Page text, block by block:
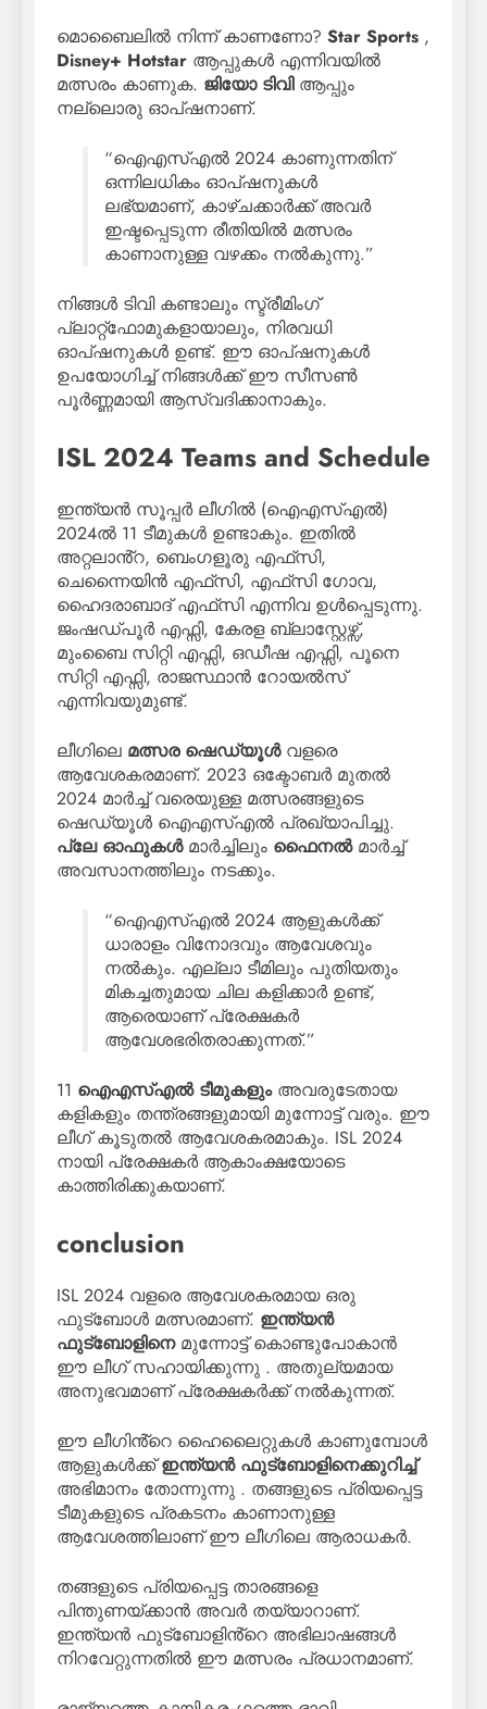
മൊബൈലിൽ നിന്ന് കാണണോ? Star Sports ,
Disney+ Hotstar ആപ്പുകൾ എന്നിവയിൽ
മത്സരം കാണുക. ജിയോ ടിവിആപ്പും
നല്ലൊരു ഓപ്ഷനാണ്.
“ഐഎസ്എൽ 2024 കാണുന്നതിന്
ഒന്നിലധികം ഓപ്ഷനുകൾ
ലഭ്യമാണ്, കാഴ്ചക്കാർക്ക് അവർ
ഇഷ്ടപ്പെടുന്ന രീതിയിൽ മത്സരം
കാണാനുള്ള വഴക്കം നൽകുന്നു.”
നിങ്ങൾ ടിവി കണ്ടാലും സ്ട്രീമിംഗ്
പ്ലാറ്റ്ഫോമുകളായാലും, നിരവധി
ഓപ്ഷനുകൾ ഉണ്ട്. ഈ ഓപ്ഷനുകൾ
ഉപയോഗിച്ച് നിങ്ങൾക്ക് ഈ സീസൺ
പൂർണ്ണമായി ആസ്വദിക്കാനാകും.
ISL 2024 Teams and Schedule
ഇന്ത്യൻ സൂപ്പർ ലീഗിൽ (ഐഎസ്എൽ)
2024ൽ 11 ടീമുകൾ ഉണ്ടാകും. ഇതിൽ
അറ്റലാൻ്റ, ബെംഗളൂരു എഫ്‌സി,
ചെന്നൈയിൻ എഫ്‌സി, എഫ്‌സി ഗോവ,
ഹൈദരാബാദ് എഫ്‌സി എന്നിവ ഉൾപ്പെടുന്നു.
ജംഷഡ്പൂർ എഫ്സി, കേരള ബ്ലാസ്റ്റേഴ്സ്,
മുംബൈ സിറ്റി എഫ്സി, ഒഡീഷ എഫ്സി, പൂനെ
സിറ്റി എഫ്സി, രാജസ്ഥാൻ റോയൽസ്
എന്നിവയുമുണ്ട്.
ലീഗിലെ മത്സര ഷെഡ്യൂൾവളരെ
ആവേശകരമാണ്. 2023 ഒക്ടോബർ മുതൽ
2024 മാർച്ച് വരെയുള്ള മത്സരങ്ങളുടെ
ഷെഡ്യൂൾ ഐഎസ്എൽ പ്രഖ്യാപിച്ചു.
പ്ലേ ഓഫുകൾമാർച്ചിലും ഫൈനൽമാർച്ച്
അവസാനത്തിലും നടക്കും.
“ഐഎസ്എൽ 2024 ആളുകൾക്ക്
ധാരാളം വിനോദവും ആവേശവും
നൽകും. എല്ലാ ടീമിലും പുതിയതും
മികച്ചതുമായ ചില കളിക്കാർ ഉണ്ട്,
ആരെയാണ് പ്രേക്ഷകർ
ആവേശഭരിതരാക്കുന്നത്.”
11 ഐഎസ്എൽ ടീമുകളുംഅവരുടേതായ
കളികളും തന്ത്രങ്ങളുമായി മുന്നോട്ട് വരും. ഈ
ലീഗ് കൂടുതൽ ആവേശകരമാകും. ISL 2024
നായി പ്രേക്ഷകർ ആകാംക്ഷയോടെ
കാത്തിരിക്കുകയാണ്.
conclusion
ISL 2024 വളരെ ആവേശകരമായ ഒരു
ഫുട്ബോൾ മത്സരമാണ്. ഇന്ത്യൻ
ഫുട്ബോളിനെമുന്നോട്ട് കൊണ്ടുപോകാൻ
ഈ ലീഗ് സഹായിക്കുന്നു . അതുല്യമായ
അനുഭവമാണ് പ്രേക്ഷകർക്ക് നൽകുന്നത്.
ഈ ലീഗിൻ്റെ ഹൈലൈറ്റുകൾ കാണുമ്പോൾ
ആളുകൾക്ക്ഇന്ത്യൻ ഫുട്ബോളിനെക്കുറിച്ച്
അഭിമാനം തോന്നുന്നു . തങ്ങളുടെ പ്രിയപ്പെട്ട
ടീമുകളുടെ പ്രകടനം കാണാനുള്ള
ആവേശത്തിലാണ് ഈ ലീഗിലെ ആരാധകർ.
തങ്ങളുടെ പ്രിയപ്പെട്ട താരങ്ങളെ
പിന്തുണയ്ക്കാൻ അവർ തയ്യാറാണ്.
ഇന്ത്യൻ ഫുട്ബോളിൻ്റെ അഭിലാഷങ്ങൾ
നിറവേറ്റുന്നതിൽ ഈ മത്സരം പ്രധാനമാണ്.